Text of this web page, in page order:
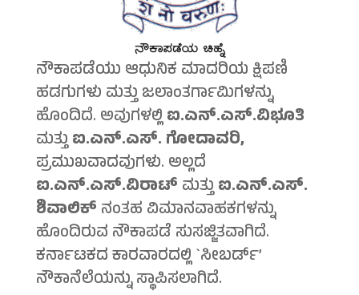
ನೌಕಾಪಡೆಯು ಆಧುನಿಕ ಮಾದರಿಯ ಕ್ಷಿಪಣಿ
ಹಡಗುಗಳು ಮತ್ತು ಜಲಾಂತರ್ಗಾಮಿಗಳನ್ನು
ಹೊಂದಿದೆ. ಅವುಗಳಲ್ಲಿಐ.ಎನ್.ಎಸ್.ವಿಭೂತಿ
ಮತ್ತುಐ.ಎನ್.ಎಸ್. ಗೋದಾವರಿ,
ಪ್ರಮುಖವಾದವುಗಳು. ಅಲ್ಲದೆ
ಐ.ಎನ್.ಎಸ್.ವಿರಾಟ್ ಮತ್ತುಐ.ಎನ್.ಎಸ್.
ಶಿವಾಲಿಕ್ ನಂತಹ ವಿಮಾನವಾಹಕಗಳನ್ನು
ಹೊಂದಿರುವ ನೌಕಾಪಡೆ ಸುಸಜ್ಜಿತವಾಗಿದೆ.
ಕರ್ನಾಟಕದ ಕಾರವಾರದಲ್ಲಿ `ಸೀಬರ್ಡ್’
ನೌಕಾನೆಲೆಯನ್ನು ಸ್ಥಾಪಿಸಲಾಗಿದೆ.